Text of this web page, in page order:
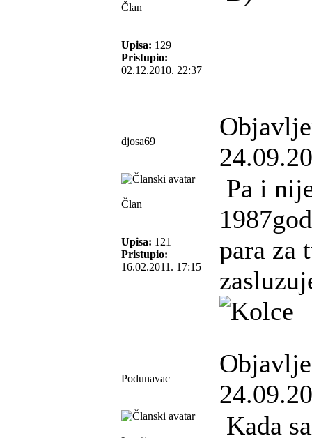
Član
Upisa: 129
Pristupio:
02.12.2010. 22:37
djosa69
Član
Upisa: 121
Pristupio:
16.02.2011. 17:15
Pa i
para za
Podunavac
Kada